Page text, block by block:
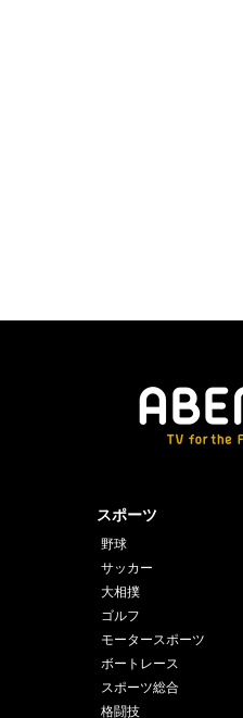
スポーツ
野球
サッカー
大相撲
ゴルフ
モータースポーツ
ボートレース
スポーツ総合
格闘技